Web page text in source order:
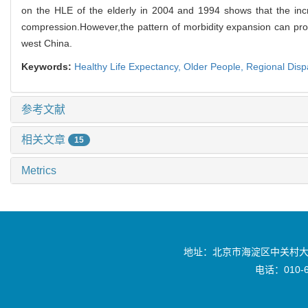
on the HLE of the elderly in 2004 and 1994 shows that the
compression.However,the pattern of morbidity expansion can
west China.
Keywords: Healthy Life Expectancy, Older People, Regional
参考文献
相关文章 15
Metrics
地址：北京市海淀区中关村
电话：